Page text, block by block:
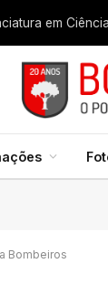
Bombeiros